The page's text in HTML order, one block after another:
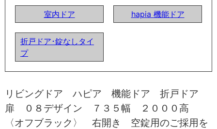
室内ドア
hapia 機能ドア
折戸ドア･錠なしタイ
プ
リビングドア ハピア 機能ドア 折戸ドア
扉 ０８デザイン ７３５幅 ２０００高
〈オフブラック〉 右開き 空錠用のご採用を